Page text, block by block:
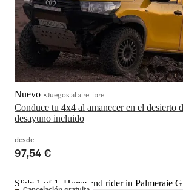
Conduce tu 4x4 al amanecer en el desierto
desayuno incluido
Nuevo Juegos al aire libre
desde
97,54 €
Slide 1 of 1, Horse and rider in Palmeraie